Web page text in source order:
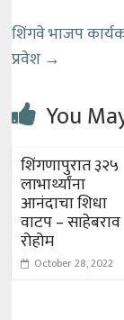
शिंगवे भाजप
प्रवेश →
You
शिंगणापुरात ३२५
लाभार्थ्यांना
आनंदाचा शिधा
वाटप – साहेबराव
रोहोम
October 28, 2022